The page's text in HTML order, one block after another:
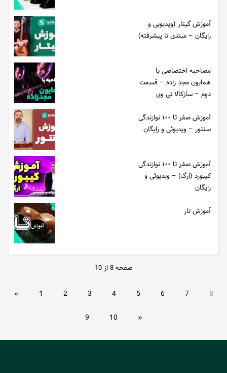
آموزش گیتار (ویدیویی و
رایگان – مبتدی تا پیشرفته)
مصاحبه اختصاصی با
همایون مجد زاده – قسمت
دوم – سازکالا تی وی
آموزش صفر تا ۱۰۰ نوازندگی
سنتور – ویدیوئی و رایگان
آموزش صفر تا ۱۰۰ نوازندگی
کیبورد (ارگ) – ویدیوئی و
رایگان
آموزش تار
صفحه 8 از 10
« 1 2 3 4 5 6 7 8
9 10 »